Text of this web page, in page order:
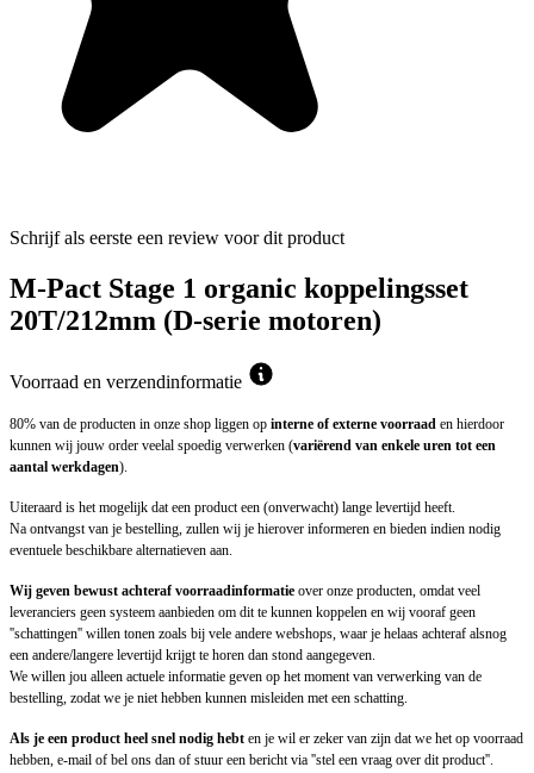
Schrijf als eerste een review voor dit product
M-Pact Stage 1 organic koppelingsset
20T/212mm (D-serie motoren)
Voorraad en verzendinformatie
80% van de producten in onze shop liggen op interne of externe voorraad en hierdoor
kunnen wij jouw order veelal spoedig verwerken (variërend van enkele uren tot een
aantal werkdagen).
Uiteraard is het mogelijk dat een product een (onverwacht) lange levertijd heeft.
Na ontvangst van je bestelling, zullen wij je hierover informeren en bieden indien nodig
eventuele beschikbare alternatieven aan.
Wij geven bewust achteraf voorraadinformatie over onze producten, omdat veel
leveranciers geen systeem aanbieden om dit te kunnen koppelen en wij vooraf geen
''schattingen'' willen tonen zoals bij vele andere webshops, waar je helaas achteraf alsnog
een andere/langere levertijd krijgt te horen dan stond aangegeven.
We willen jou alleen actuele informatie geven op het moment van verwerking van de
bestelling, zodat we je niet hebben kunnen misleiden met een schatting.
Als je een product heel snel nodig hebt en je wil er zeker van zijn dat we het op voorraad
hebben, e-mail of bel ons dan of stuur een bericht via ''stel een vraag over dit product''.